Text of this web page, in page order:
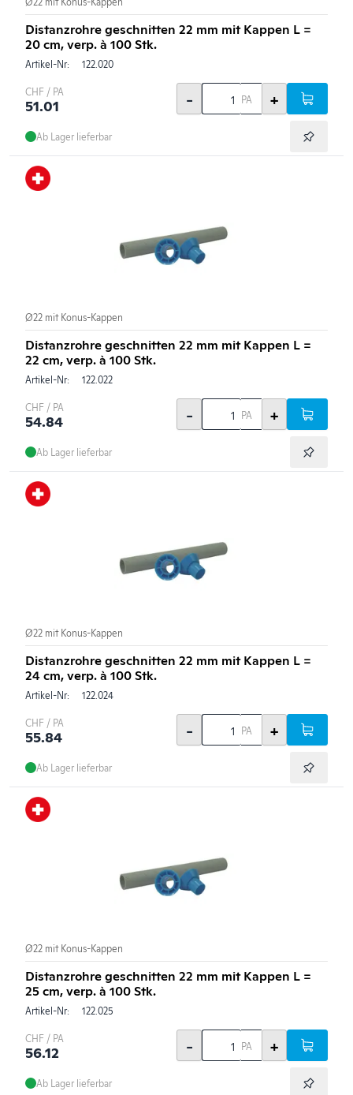
Distanzrohre geschnitten 22 mm mit Kappen L =
20 cm, verp. à 100 Stk.
Artikel-Nr: 122.020
CHF / PA
51.01 - PA +
Ab Lager lieferbar
Ø22 mit Konus-Kappen
Distanzrohre geschnitten 22 mm mit Kappen L =
22 cm, verp. à 100 Stk.
Artikel-Nr: 122.022
CHF / PA
54.84 - PA +
Ab Lager lieferbar
Ø22 mit Konus-Kappen
Distanzrohre geschnitten 22 mm mit Kappen L =
24 cm, verp. à 100 Stk.
Artikel-Nr: 122.024
CHF / PA
55.84 - PA +
Ab Lager lieferbar
Ø22 mit Konus-Kappen
Distanzrohre geschnitten 22 mm mit Kappen L =
25 cm, verp. à 100 Stk.
Artikel-Nr: 122.025
CHF / PA
56.12 - PA +
Ab Lager lieferbar